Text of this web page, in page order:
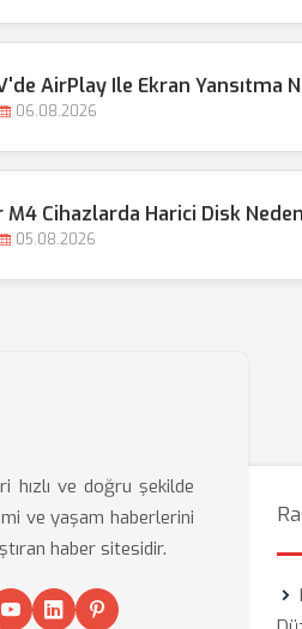
AirPlay Ile Ekran Yansıtma
06.08.2026
M4 Cihazlarda Harici Disk
05.08.2026
hızlı ve doğru şekilde
ve yaşam haberlerini
haber sitesidir.